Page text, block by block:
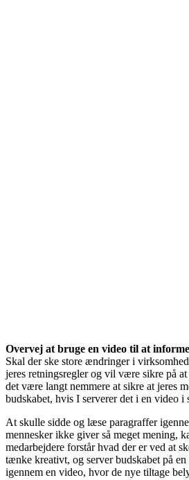
Overvej at bruge en video til at
Skal der ske store ændringer i
jeres retningsregler og vil være sikre på at
det være langt nemmere at sikre at jeres
budskabet, hvis I serverer det i en video i
At skulle sidde og læse paragraffer
mennesker ikke giver så meget mening,
medarbejdere forstår hvad der er ved at
tænke kreativt, og server budskabet på
igennem en video, hvor de nye tiltage